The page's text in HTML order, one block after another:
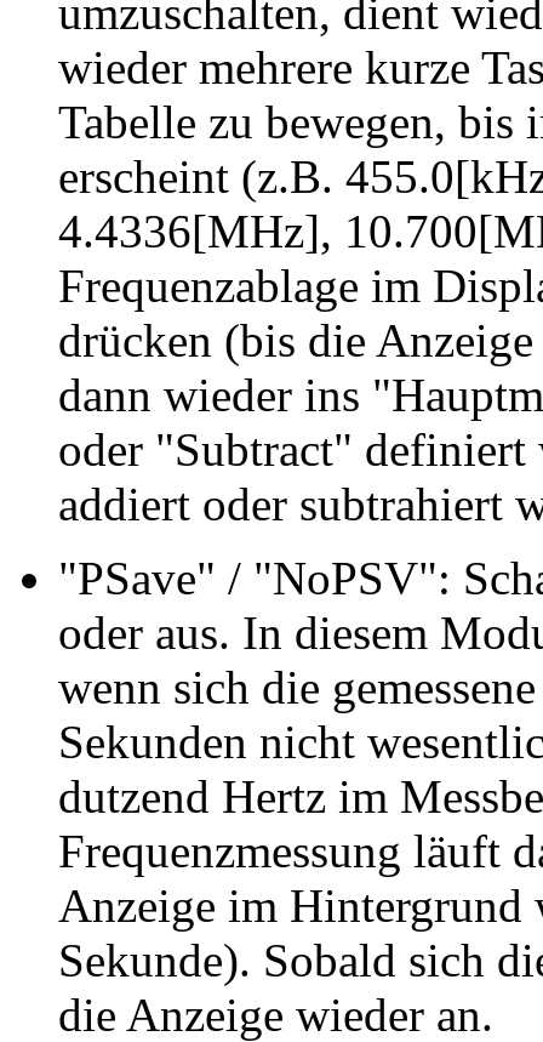
umzuschalten, dient
wieder mehrere kurze
Tabelle zu bewegen, bis
erscheint (z.B.
4.4336[MHz],
Frequenzablage im
drücken (bis die
dann wieder ins
oder "Subtract" definiert
addiert oder subtrahiert
"PSave" / "NoPSV":
oder aus. In diesem
wenn sich die
Sekunden nicht
dutzend Hertz im
Frequenzmessung läuft
Anzeige im Hintergrund
Sekunde). Sobald sich
die Anzeige wieder an.